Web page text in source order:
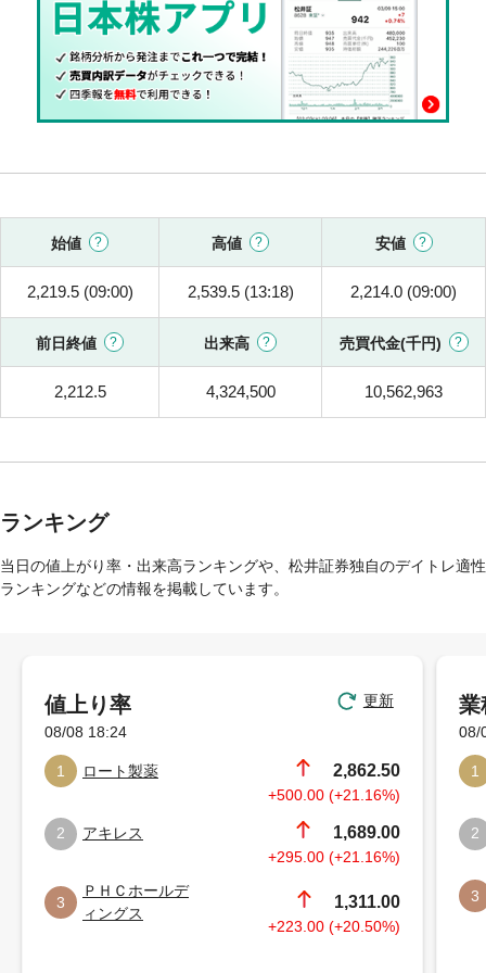
始値 高値 安値
2,219.5 (09:00) 2,539.5 (13:18) 2,214.0 (09:00)
前日終値 出来高 売買代金(千円)
2,212.5 4,324,500 10,562,963
ランキング
当日の値上がり率・出来高ランキングや、松井証券独自のデイトレ適性
ランキングなどの情報を掲載しています。